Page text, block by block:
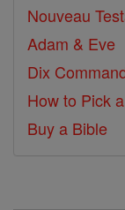
Nouveau
Adam & Eve
Dix
How to Pick
Buy a Bible